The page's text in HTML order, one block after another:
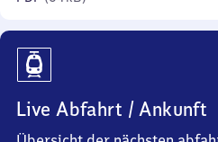
Live Abfahrt / Ankunft